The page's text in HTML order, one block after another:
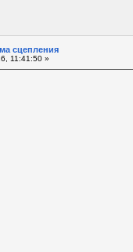
сцепления
11:41:50 »